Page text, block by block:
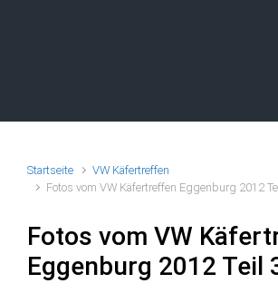
Startseite
VW Käfertreffen
Fotos vom VW Käfertreffen Eggenburg 2012
Fotos vom VW
Eggenburg 2012 Teil